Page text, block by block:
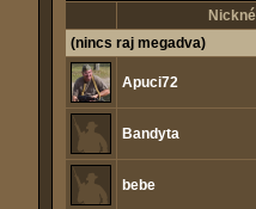
(nincs raj megadva)
Apuci72
Bandyta
bebe